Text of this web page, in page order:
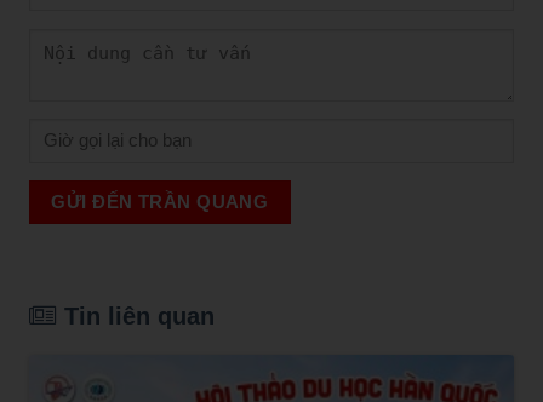
GỬI ĐẾN TRẦN QUANG
Tin liên quan